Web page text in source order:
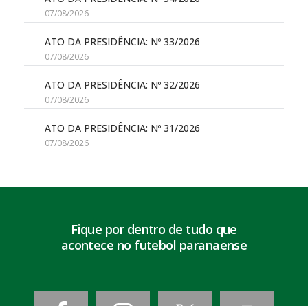
07/08/2026
ATO DA PRESIDÊNCIA: Nº 33/2026
07/08/2026
ATO DA PRESIDÊNCIA: Nº 32/2026
07/08/2026
ATO DA PRESIDÊNCIA: Nº 31/2026
07/08/2026
Fique por dentro de tudo que
acontece no futebol paranaense